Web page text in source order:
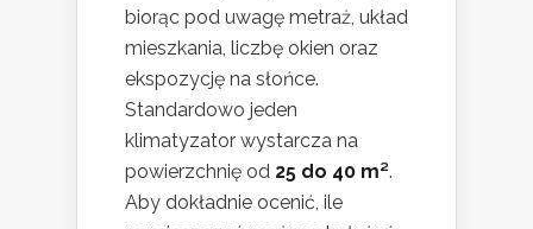
biorąc pod uwagę metraż, układ
mieszkania, liczbę okien oraz
ekspozycję na słońce.
Standardowo jeden
klimatyzator wystarcza na
powierzchnię od 25 do 40 m².
Aby dokładnie ocenić, ile